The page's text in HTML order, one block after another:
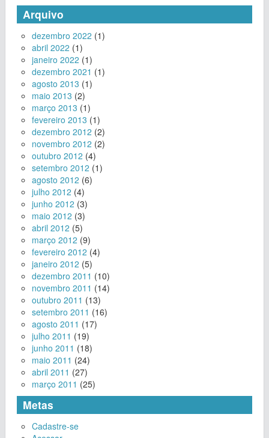
Arquivo
dezembro 2022 (1)
abril 2022 (1)
janeiro 2022 (1)
dezembro 2021 (1)
agosto 2013 (1)
maio 2013 (2)
março 2013 (1)
fevereiro 2013 (1)
dezembro 2012 (2)
novembro 2012 (2)
outubro 2012 (4)
setembro 2012 (1)
agosto 2012 (6)
julho 2012 (4)
junho 2012 (3)
maio 2012 (3)
abril 2012 (5)
março 2012 (9)
fevereiro 2012 (4)
janeiro 2012 (5)
dezembro 2011 (10)
novembro 2011 (14)
outubro 2011 (13)
setembro 2011 (16)
agosto 2011 (17)
julho 2011 (19)
junho 2011 (18)
maio 2011 (24)
abril 2011 (27)
março 2011 (25)
Metas
Cadastre-se